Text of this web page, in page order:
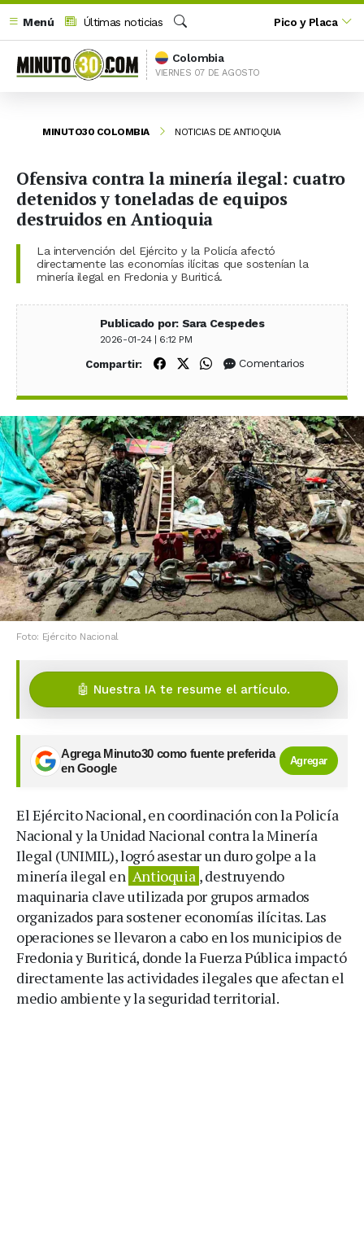
Menú
Últimas noticias
Buscar
Pico y Placa
Colombia
VIERNES 07 DE AGOSTO
MINUTO30 COLOMBIA NOTICIAS DE ANTIOQUIA
Ofensiva contra la minería ilegal: cuatro
detenidos y toneladas de equipos
destruidos en Antioquia
La intervención del Ejército y la Policía afectó
directamente las economías ilícitas que sostenían la
minería ilegal en Fredonia y Buriticá.
Publicado por: Sara Cespedes
2026-01-24 | 6:12 PM
Compartir: Compartir en Facebook
Compartir en X (Twitter)
Compartir en WhatsApp
Comentarios
Foto: Ejército Nacional
🤖 Nuestra IA te resume el artículo.
Agrega Minuto30 como fuente preferida
en Google
Agregar
El Ejército Nacional, en coordinación con la Policía
Nacional y la Unidad Nacional contra la Minería
Ilegal (UNIMIL), logró asestar un duro golpe a la
minería ilegal en Antioquia , destruyendo
maquinaria clave utilizada por grupos armados
organizados para sostener economías ilícitas. Las
operaciones se llevaron a cabo en los municipios de
Fredonia y Buriticá, donde la Fuerza Pública impactó
directamente las actividades ilegales que afectan el
medio ambiente y la seguridad territorial.